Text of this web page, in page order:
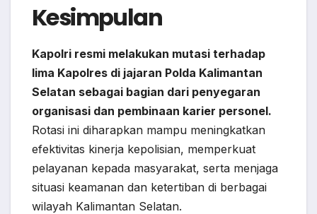
Kesimpulan
Kapolri resmi melakukan mutasi terhadap
lima Kapolres di jajaran Polda Kalimantan
Selatan sebagai bagian dari penyegaran
organisasi dan pembinaan karier personel.
Rotasi ini diharapkan mampu meningkatkan
efektivitas kinerja kepolisian, memperkuat
pelayanan kepada masyarakat, serta menjaga
situasi keamanan dan ketertiban di berbagai
wilayah Kalimantan Selatan.